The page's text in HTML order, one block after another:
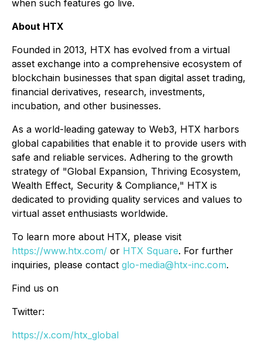
when such features go live.
About HTX
Founded in 2013, HTX has evolved from a virtual
asset exchange into a comprehensive ecosystem of
blockchain businesses that span digital asset trading,
financial derivatives, research, investments,
incubation, and other businesses.
As a world-leading gateway to Web3, HTX harbors
global capabilities that enable it to provide users with
safe and reliable services. Adhering to the growth
strategy of "Global Expansion, Thriving Ecosystem,
Wealth Effect, Security & Compliance," HTX is
dedicated to providing quality services and values to
virtual asset enthusiasts worldwide.
To learn more about HTX, please visit
https://www.htx.com/ or HTX Square. For further
inquiries, please contact glo-media@htx-inc.com.
Find us on
Twitter:
https://x.com/htx_global